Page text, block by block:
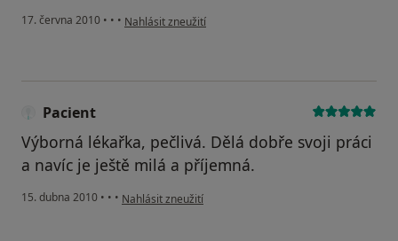
17. června 2010 • • • podle názoru uživatele Pacient
Nahlásit zneužití
Pacient
Výborná lékařka, pečlivá. Dělá dobře svoji práci
a navíc je ještě milá a příjemná.
15. dubna 2010 • • • podle názoru uživatele Pacient
Nahlásit zneužití